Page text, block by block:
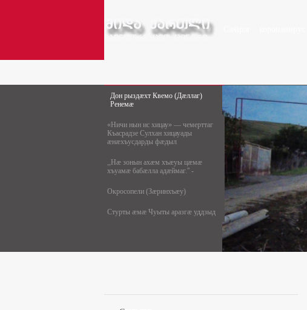
Дон рыздæхт Квемо (Дæллаг)
Ренемæ
«Ничи нын ис хицау» — чемерттаг
Къасрадзе Сулхан хицауады
æнæхъусдарды фæдыл
,,Нæ зонын ахæм хъæуы цæмæ
хъуамæ бабæлла адæймаг.'' -
Окросопели (Зæринхъæу)
Стурты æмæ Чуыты аразгæ уддзыд